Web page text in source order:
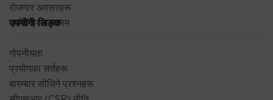
रोजगार अवसरहरू
प्रतिक्रिया फारम
उपयोगी लिङ्क
गोपनीयता
प्रयोगका सर्तहरू
बारम्बार सोधिने प्रश्नहरू